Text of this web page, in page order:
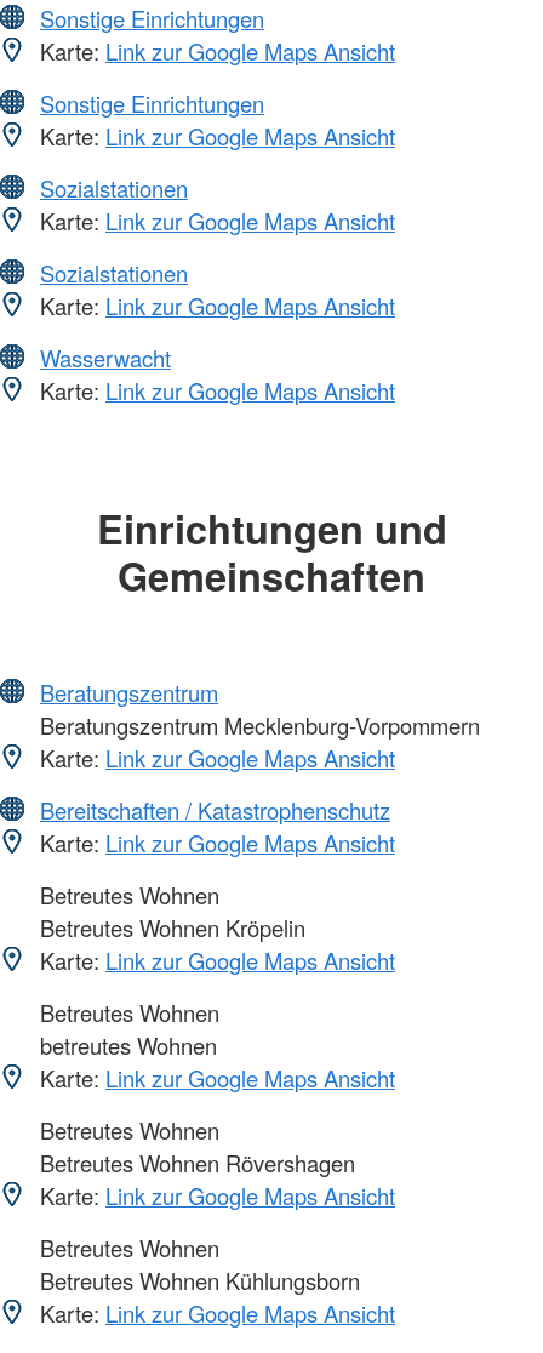
Sonstige Einrichtungen
Karte: Link zur Google Maps Ansicht
Sonstige Einrichtungen
Karte: Link zur Google Maps Ansicht
Sozialstationen
Karte: Link zur Google Maps Ansicht
Sozialstationen
Karte: Link zur Google Maps Ansicht
Wasserwacht
Karte: Link zur Google Maps Ansicht
Einrichtungen und
Gemeinschaften
Beratungszentrum
Beratungszentrum Mecklenburg-Vorpommern
Karte: Link zur Google Maps Ansicht
Bereitschaften / Katastrophenschutz
Karte: Link zur Google Maps Ansicht
Betreutes Wohnen
Betreutes Wohnen Kröpelin
Karte: Link zur Google Maps Ansicht
Betreutes Wohnen
betreutes Wohnen
Karte: Link zur Google Maps Ansicht
Betreutes Wohnen
Betreutes Wohnen Rövershagen
Karte: Link zur Google Maps Ansicht
Betreutes Wohnen
Betreutes Wohnen Kühlungsborn
Karte: Link zur Google Maps Ansicht